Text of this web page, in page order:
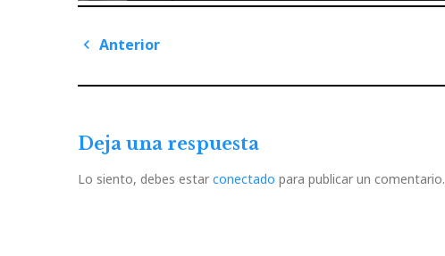
Navegación
de
Anterior
Deja una respuesta
Lo siento, debes estar conectado para publicar un comentario.